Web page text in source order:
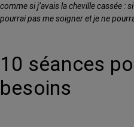
comme si j’avais la cheville cassée :
pourrai pas me soigner et je ne
10 séances
besoins